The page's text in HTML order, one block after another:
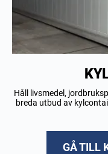
Håll livsmedel,
breda utbud av
GÅ TILL